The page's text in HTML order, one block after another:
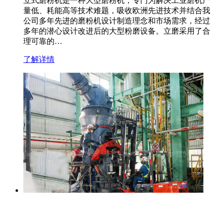
量低、耗能高等技术难题，吸收欧洲先进技术并结合我
公司多年先进的磨粉机设计制造理念和市场需求，经过
多年的潜心设计改进后的大型粉磨设备。立磨采用了合
理可靠的…
了解详情